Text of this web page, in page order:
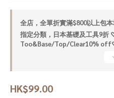
全店，全單折實滿$800以上包
指定分類，日本基礎及工具9折
Too&Base/Top/Clear10%
HK$99.00